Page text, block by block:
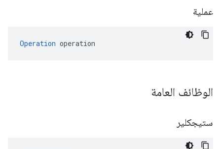
عملية
Operation operation
الوظائف العامة
ستيجكلير